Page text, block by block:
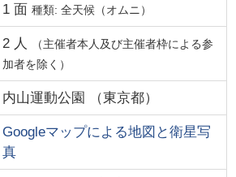
1面 種類: 全天候（オムニ）
2 人
（主催者本人及び主催者枠による参
加者を除く）
内山運動公園 （東京都）
Googleマップによる地図と衛星写
真